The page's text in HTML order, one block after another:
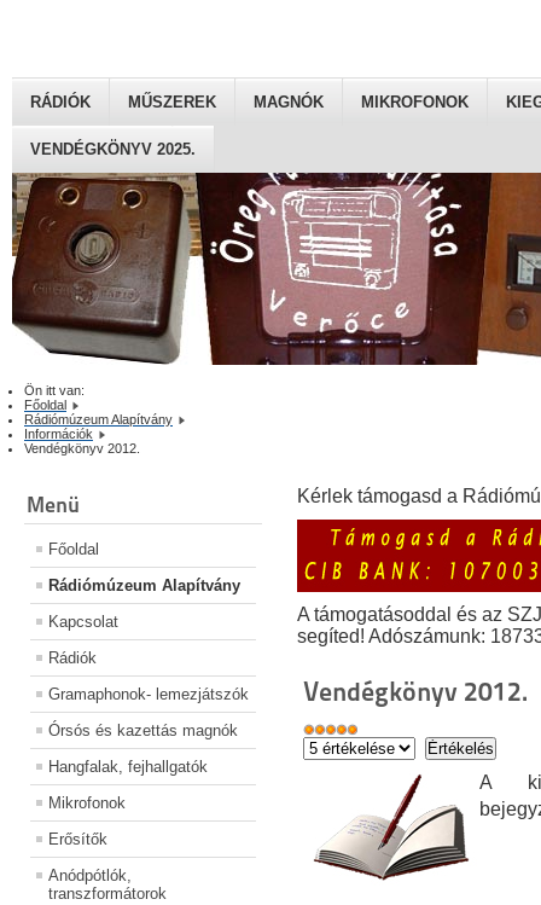
RÁDIÓK MŰSZEREK MAGNÓK MIKROFONOK
VENDÉGKÖNYV 2025.
Ön itt van:
Főoldal
Rádiómúzeum Alapítvány
Információk
Vendégkönyv 2012.
Menü
Főoldal
Rádiómúzeum Alapítvány
Kapcsolat
Rádiók
Gramaphonok- lemezjátszók
Órsós és kazettás magnók
Hangfalak, fejhallgatók
Mikrofonok
Erősítők
Anódpótlók,
transzformátorok
Kérlek támogasd a
A támogatásoddal és az
segíted! Adószámunk:
Vendégkönyv 2012.
A